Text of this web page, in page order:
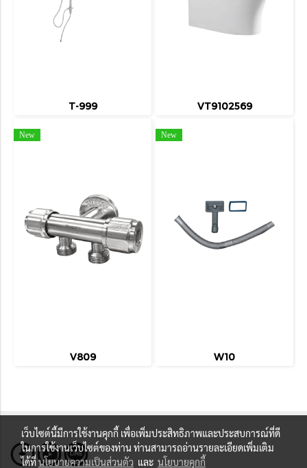
T-999 VT9102569
New
V809
New
W10
เว็บไซต์นี้มีการใช้งานคุกกี้ เพื่อเพิ่มประสิทธิภาพและประสบการณ์ที่ดี
ในการใช้งานเว็บไซต์ของท่าน ท่านสามารถอ่านรายละเอียดเพิ่มเติม
ได้ที่นโยบายความเป็นส่วนตัว และ นโยบายคุกกี้